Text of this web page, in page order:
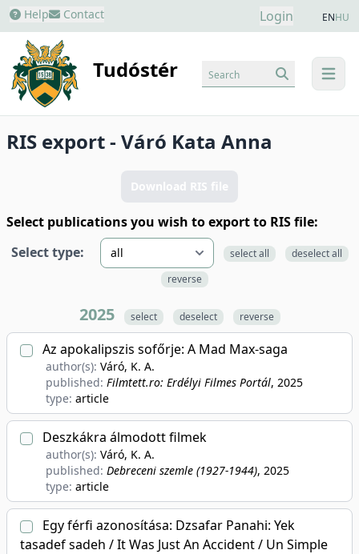
Help Contact Login ENHU
Tudóstér menu
Search
RIS export - Váró Kata Anna
Download RIS file
Select publications you wish to export to RIS file:
Select type:
select all
deselect all
reverse
2025 select deselect reverse
Az apokalipszis sofőrje: A Mad Max-saga
author(s): Váró, K. A.
published: Filmtett.ro: Erdélyi Filmes Portál, 2025
type: article
Deszkákra álmodott filmek
author(s): Váró, K. A.
published: Debreceni szemle (1927-1944), 2025
type: article
Egy férfi azonosítása: Dzsafar Panahi: Yek
tasadef sadeh / It Was Just An Accident / Un Simple